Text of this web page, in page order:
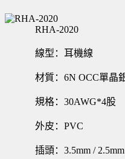
RHA-2020
線型：耳機線
材質：6N OCC單晶
規格：30AWG*4股
外皮：PVC
插頭：3.5mm /